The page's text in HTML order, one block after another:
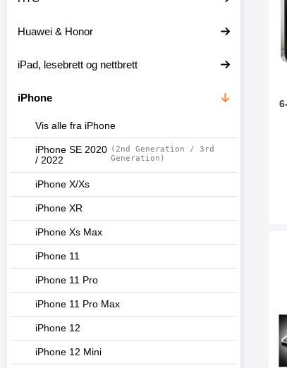
Huawei & Honor
iPad, lesebrett og nettbrett
iPhone
Vis alle fra iPhone
iPhone SE 2020
/ 2022
(2nd Generation / 3rd
Generation)
iPhone X/Xs
iPhone XR
iPhone Xs Max
iPhone 11
iPhone 11 Pro
iPhone 11 Pro Max
iPhone 12
iPhone 12 Mini